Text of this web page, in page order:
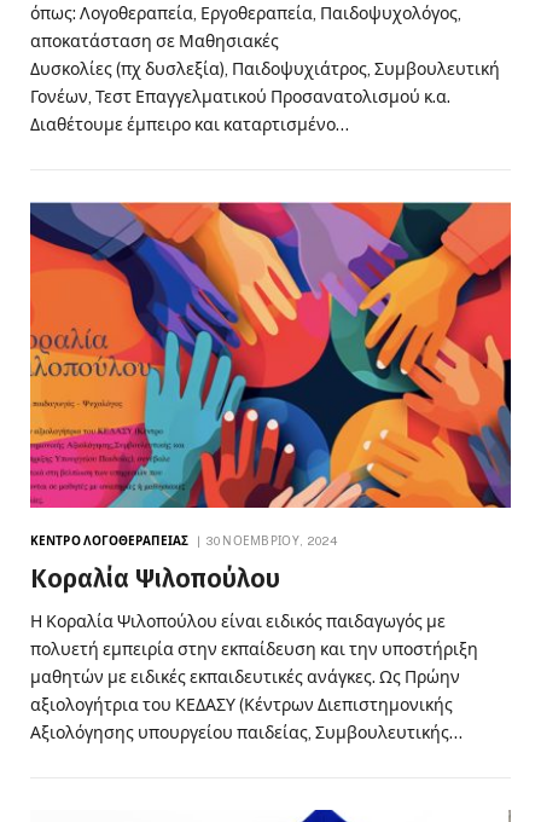
όπως: Λογοθεραπεία, Εργοθεραπεία, Παιδοψυχολόγος,
αποκατάσταση σε Μαθησιακές
Δυσκολίες (πχ δυσλεξία), Παιδοψυχιάτρος, Συμβουλευτική
Γονέων, Τεστ Επαγγελματικού Προσανατολισμού κ.α.
Διαθέτουμε έμπειρο και καταρτισμένο…
ΚΈΝΤΡΟ ΛΟΓΟΘΕΡΑΠΕΊΑΣ 30 ΝΟΕΜΒΡΊΟΥ, 2024
Κοραλία Ψιλοπούλου
Η Κοραλία Ψιλοπούλου είναι ειδικός παιδαγωγός με
πολυετή εμπειρία στην εκπαίδευση και την υποστήριξη
μαθητών με ειδικές εκπαιδευτικές ανάγκες. Ως Πρώην
αξιολογήτρια του ΚΕΔΑΣΥ (Κέντρων Διεπιστημονικής
Αξιολόγησης υπουργείου παιδείας, Συμβουλευτικής…